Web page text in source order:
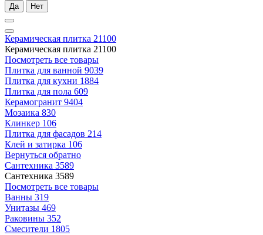
Да Нет
Керамическая плитка 21100
Керамическая плитка 21100
Посмотреть все товары
Плитка для ванной 9039
Плитка для кухни 1884
Плитка для пола 609
Керамогранит 9404
Мозаика 830
Клинкер 106
Плитка для фасадов 214
Клей и затирка 106
Вернуться обратно
Сантехника 3589
Сантехника 3589
Посмотреть все товары
Ванны 319
Унитазы 469
Раковины 352
Смесители 1805